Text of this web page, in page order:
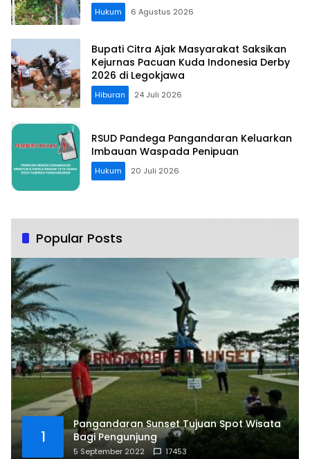
Hukum 6 Agustus 2026
Bupati Citra Ajak Masyarakat Saksikan
Kejurnas Pacuan Kuda Indonesia Derby
2026 di Legokjawa
Hiburan 24 Juli 2026
RSUD Pandega Pangandaran Keluarkan
Imbauan Waspada Penipuan
Hukum 20 Juli 2026
Popular Posts
1
Pangandaran Sunset Tujuan Spot Wisata
Bagi Pengunjung
5 September 2022 17453